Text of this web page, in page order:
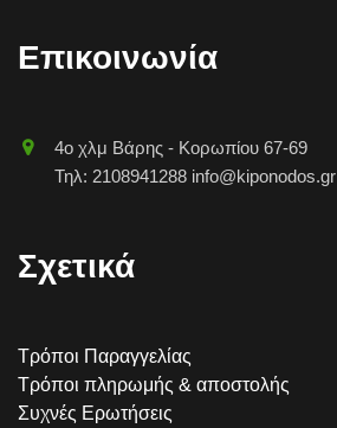
Επικοινωνία
4o χλμ Βάρης - Κορωπίου 67-69
Τηλ: 2108941288 info@kiponodos.gr
Σχετικά
Τρόποι Παραγγελίας
Τρόποι πληρωμής & αποστολής
Συχνές Ερωτήσεις